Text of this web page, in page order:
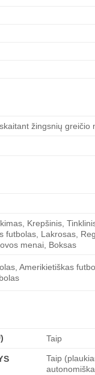
žingsnių greičio
Krepšinis,
futbolas, Lakrosas,
menai, Boksas
Amerikietiškas
Taip
Taip